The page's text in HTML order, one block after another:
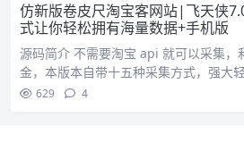
仿新版卷皮尺淘宝客网站|飞天侠
式让你轻松拥有海量数据+手机版
源码简介 不需要淘宝 api 就可以采集，
金，本版本自带十五种采集方式，强大
629 4